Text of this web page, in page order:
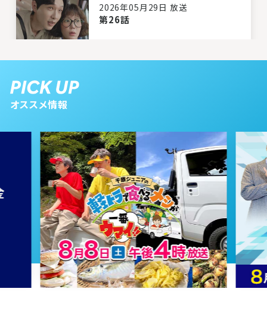
2026年05月29日 放送
第26話
2026年05月27日 放送
第24話
2026年05月26日 放送
第23話
オススメ情報